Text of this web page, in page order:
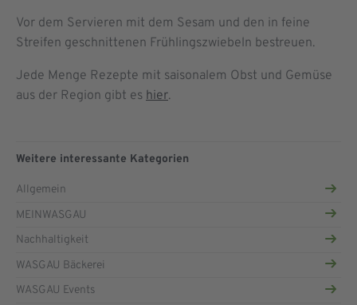
Vor dem Servieren mit dem Sesam und den in feine
Streifen geschnittenen Frühlingszwiebeln bestreuen.
Jede Menge Rezepte mit saisonalem Obst und Gemüse
aus der Region gibt es hier.
Weitere interessante Kategorien
Allgemein
MEINWASGAU
Nachhaltigkeit
WASGAU Bäckerei
WASGAU Events